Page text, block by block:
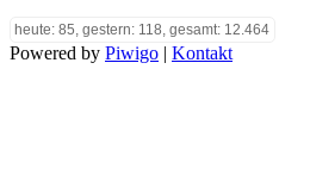
heute: 85, gestern: 118, gesamt: 12.464
Powered by Piwigo | Kontakt